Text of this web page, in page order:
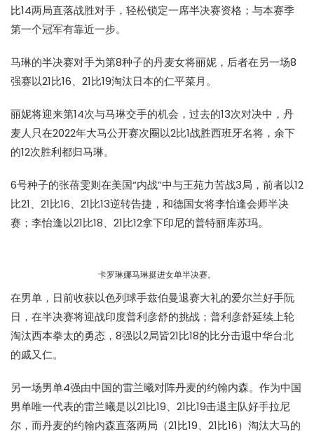
比14两局直落战胜对手，轻松锁定一席半决赛资格；与本赛季
第一个冠军有靠近一步。
马琳的半决赛对手为第8种子的丹麦女将丽妮，后者在另一场8
强赛以21比16、21比19淘汰日本的仁平菜月。
丽妮将迎来第14次与马琳交手的机会，过去的13次对决中，丹
麦人只在2022年大马公开赛次圈以2比1战胜西班牙名将，余下
的12次胜利都归马琳。
6号种子的张蓓雯则在美国“内战”中与王苑力苦战3局，前者以12
比21、21比16、21比13逆转告捷，和德国女将李怡逢会师半决
赛；李怡逢以21比18、21比12拿下印尼的普特丽库苏玛。
卡罗琳娜马琳挺进女单半决赛。
在男单，日前收获以色列球手兹伯曼退赛大礼的爱尔兰好手阮
日，在半决赛将迎战印度普利彦舒的挑战；普利彦舒延续上轮
淘汰西本拳太的勇态，8强以2局皆21比18的比分击退中华台北
的戚又仁。
另一场男单4强由中国的雷兰曦对阵丹麦的约翰内森。作为中国
男单唯一代表的雷兰曦是以21比19、21比19击退主队好手拉尼
尔，而丹麦的约翰内森直落两局（21比19、21比16）淘汰大马的